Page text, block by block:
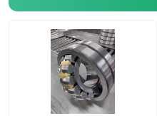
De lagers van
Textielmachineslagers